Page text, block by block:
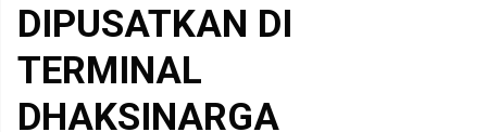
DIPUSATKAN DI
TERMINAL
DHAKSINARGA